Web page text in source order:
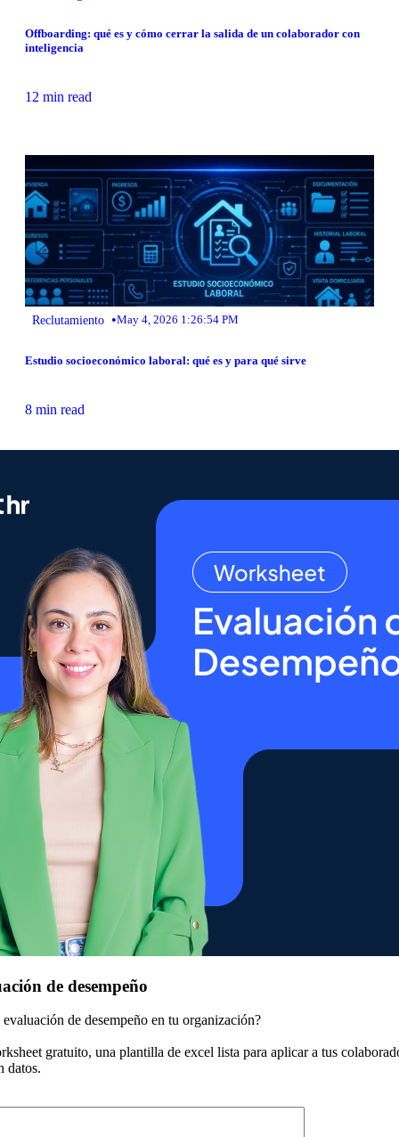
Offboarding: qué es y cómo cerrar la salida de un colaborador con
inteligencia
12 min read
Reclutamiento •May 4, 2026 1:26:54 PM
Estudio socioeconómico laboral: qué es y para qué sirve
8 min read
de desempeño
de desempeño en tu organización?
gratuito, una plantilla de excel lista para aplicar a tus
datos.